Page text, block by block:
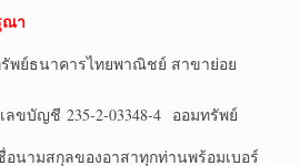
ณา
พย์ธนาคารไทยพาณิชย์ สาขาย่อย
ขบัญชี 235-2-03348-4 ออมทรัพย์
ามสกุลของอาสาทุกท่านพร้อมเบอร์